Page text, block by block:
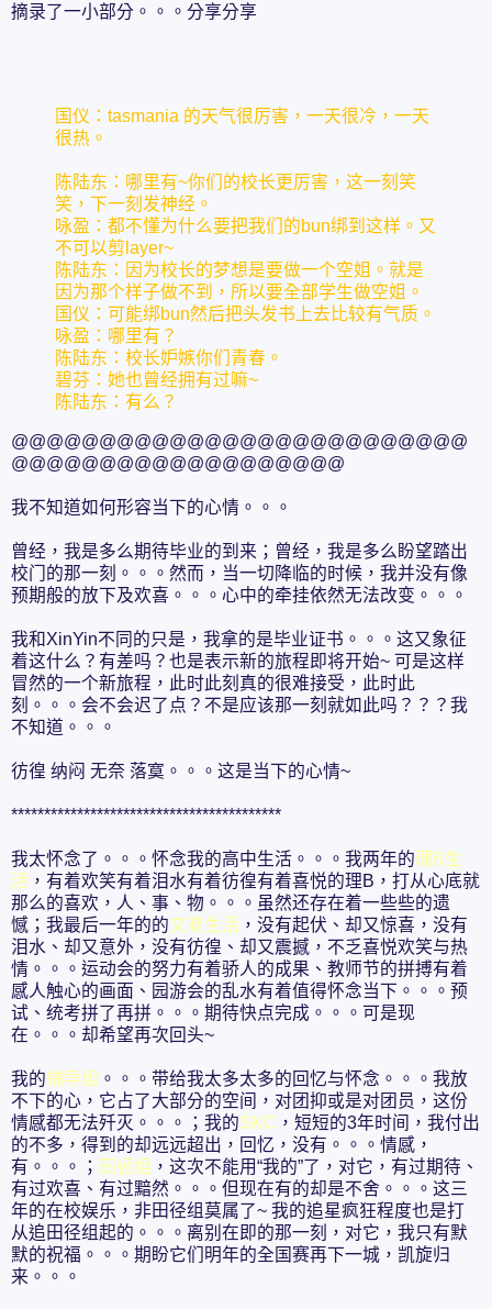
摘录了一小部分。。。分享分享
国仪：tasmania 的天气很厉害，一天很冷，一天
很热。
陈陆东：哪里有~你们的校长更厉害，这一刻笑
笑，下一刻发神经。
咏盈：都不懂为什么要把我们的bun绑到这样。又
不可以剪layer~
陈陆东：因为校长的梦想是要做一个空姐。就是
因为那个样子做不到，所以要全部学生做空姐。
国仪：可能绑bun然后把头发书上去比较有气质。
咏盈：哪里有？
陈陆东：校长妒嫉你们青春。
碧芬：她也曾经拥有过嘛~
陈陆东：有么？
@@@@@@@@@@@@@@@@@@@@@@@@@@
@@@@@@@@@@@@@@@@@@@
我不知道如何形容当下的心情。。。
曾经，我是多么期待毕业的到来；曾经，我是多么盼望踏出
校门的那一刻。。。然而，当一切降临的时候，我并没有像
预期般的放下及欢喜。。。心中的牵挂依然无法改变。。。
我和XinYin不同的只是，我拿的是毕业证书。。。这又象征
着这什么？有差吗？也是表示新的旅程即将开始~ 可是这样
冒然的一个新旅程，此时此刻真的很难接受，此时此
刻。。。会不会迟了点？不是应该那一刻就如此吗？？？我
不知道。。。
彷徨 纳闷 无奈 落寞。。。这是当下的心情~
*****************************************
我太怀念了。。。怀念我的高中生活。。。我两年的理B生
活 ，有着欢笑有着泪水有着彷徨有着喜悦的理B，打从心底就
那么的喜欢，人、事、物。。。虽然还存在着一些些的遗
憾；我最后一年的的文商生活 ，没有起伏、却又惊喜，没有
泪水、却又意外，没有彷徨、却又震撼，不乏喜悦欢笑与热
情。。。运动会的努力有着骄人的成果、教师节的拼搏有着
感人触心的画面、园游会的乱水有着值得怀念当下。。。预
试、统考拼了再拼。。。期待快点完成。。。可是现
在。。。却希望再次回头~
我的辅导组 。。。带给我太多太多的回忆与怀念。。。我放
不下的心，它占了大部分的空间，对团抑或是对团员，这份
情感都无法歼灭。。。；我的SKC ，短短的3年时间，我付出
的不多，得到的却远远超出，回忆，没有。。。情感，
有。。。； 田径组 ，这次不能用“我的”了，对它，有过期待、
有过欢喜、有过黯然。。。但现在有的却是不舍。。。这三
年的在校娱乐，非田径组莫属了~ 我的追星疯狂程度也是打
从追田径组起的。。。离别在即的那一刻，对它，我只有默
默的祝福。。。期盼它们明年的全国赛再下一城，凯旋归
来。。。